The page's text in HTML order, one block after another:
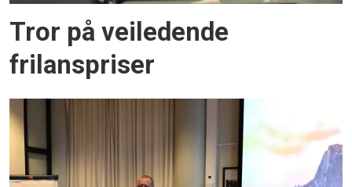
Tror på veiledende
frilanspriser